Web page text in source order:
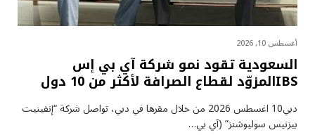
أغسطس 10, 2026
السعودية تقود نمو شركة آي بي إس
IBSالمزوّد لقطاع الصرافة لأكثر من 10 دول
دبي10 اغسطس 2026 من خلال مقرها في دبي، تواصل شركة “إنفينيت
بيزنيس سوليوشنز” (آي بي…